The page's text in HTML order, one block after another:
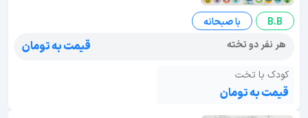
B.B
با صبحانه
هر نفر دو تخته
قیمت به تومان
کودک با تخت
قیمت به تومان